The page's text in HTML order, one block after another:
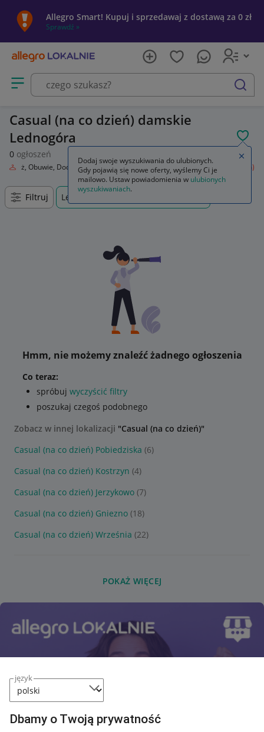
język
Dbamy o Twoją prywatność
Allegro Smart! Kupuj i sprzedawaj z dostawą za 0 zł
Sprawdź »
Otwórz menu z kategoriami
szukaj
Casual (na co dzień) damskie
Lednogóra
0 ogłoszeń
Odzież, Obuwie, Dodatki Odzież damska Spodnie Casual (na co dzień)
Filtruj Lednogóra, Wielkopolskie, +0 km
Hmm, nie możemy znaleźć żadnego ogłoszenia
Co teraz:
spróbuj wyczyścić filtry
poszukaj czegoś podobnego
Zobacz w innej lokalizacji "Casual (na co dzień)"
Casual (na co dzień) Pobiedziska (6)
Casual (na co dzień) Kostrzyn (4)
Casual (na co dzień) Jerzykowo (7)
Casual (na co dzień) Gniezno (18)
Casual (na co dzień) Września (22)
POKAŻ WIĘCEJ
Dodaj swoje wyszukiwania do ulubionych.
Gdy pojawią się nowe oferty, wyślemy Ci je
mailowo. Ustaw powiadomienia w ulubionych
wyszukiwaniach.